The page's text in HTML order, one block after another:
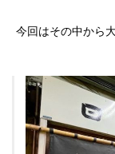
今回はその中から